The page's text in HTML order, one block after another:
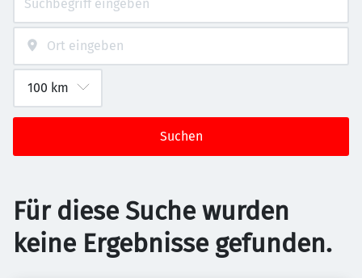
Suchen
Für diese Suche wurden
keine Ergebnisse gefunden.